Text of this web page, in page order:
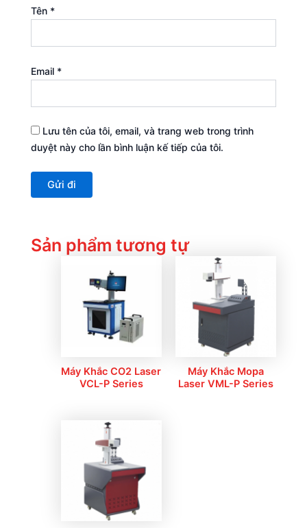
Tên *
Email *
Lưu tên của tôi, email, và trang web trong trình
duyệt này cho lần bình luận kế tiếp của tôi.
Sản phẩm tương tự
Máy Khắc CO2 Laser
VCL-P Series
Máy Khắc Mopa
Laser VML-P Series